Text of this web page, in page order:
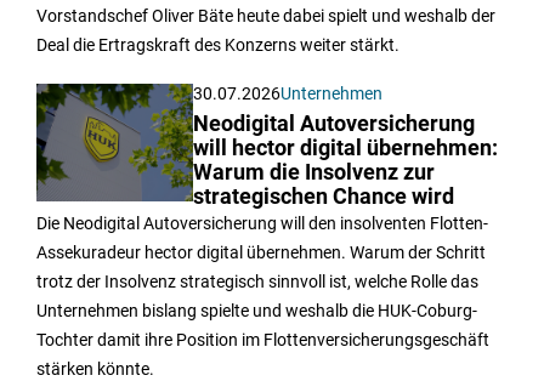
Vorstandschef Oliver Bäte heute dabei spielt und weshalb der
Deal die Ertragskraft des Konzerns weiter stärkt.
30.07.2026Unternehmen
Neodigital Autoversicherung
will hector digital übernehmen:
Warum die Insolvenz zur
strategischen Chance wird
Die Neodigital Autoversicherung will den insolventen Flotten-
Assekuradeur hector digital übernehmen. Warum der Schritt
trotz der Insolvenz strategisch sinnvoll ist, welche Rolle das
Unternehmen bislang spielte und weshalb die HUK-Coburg-
Tochter damit ihre Position im Flottenversicherungsgeschäft
stärken könnte.